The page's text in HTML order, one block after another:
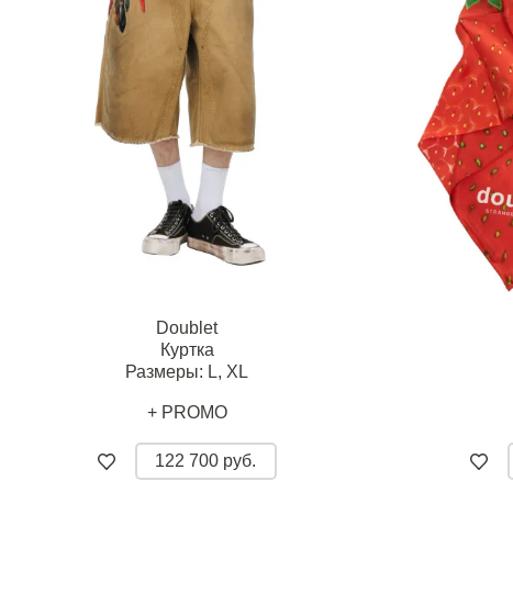
Doublet
Куртка
Размеры: L, XL
+ PROMO
122 700 руб.